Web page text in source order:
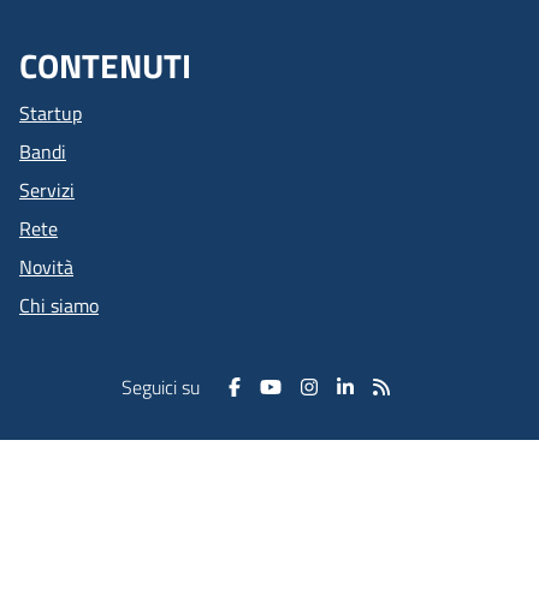
CONTENUTI
Startup
Bandi
Servizi
Rete
Novità
Chi siamo
Seguici su